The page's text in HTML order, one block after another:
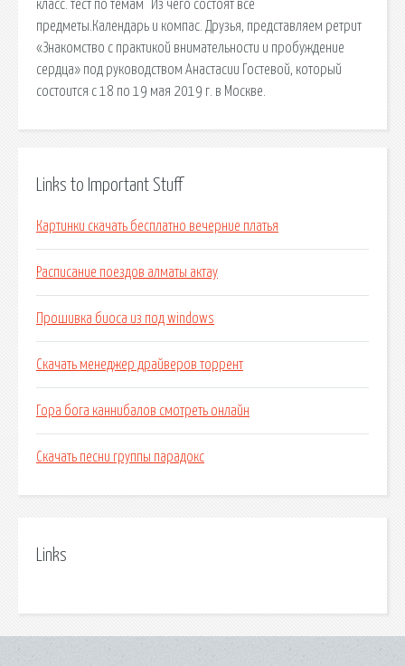
класс. тест по темам "Из чего состоят все
предметы.Календарь и компас. Друзья, представляем ретрит
«Знакомство с практикой внимательности и пробуждение
сердца» под руководством Анастасии Гостевой, который
состоится c 18 по 19 мая 2019 г. в Москве.
Links to Important Stuff
Картинки скачать бесплатно вечерние платья
Расписание поездов алматы актау
Прошивка биоса из под windows
Скачать менеджер драйверов торрент
Гора бога каннибалов смотреть онлайн
Скачать песни группы парадокс
Links